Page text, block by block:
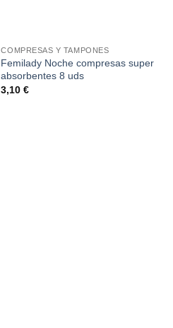
COMPRESAS Y TAMPONES
Femilady Noche compresas super
absorbentes 8 uds
3,10€